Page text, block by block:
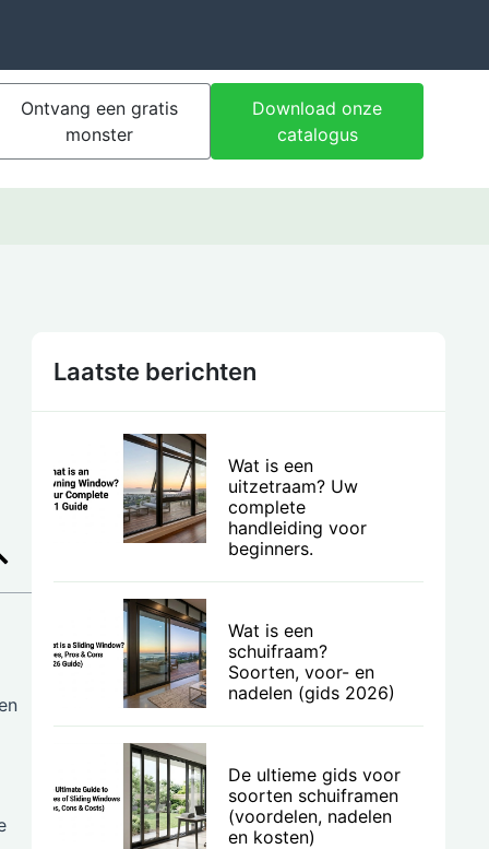
Ontvang een gratis
monster
Download onze
catalogus
Laatste berichten
Wat is een
uitzetraam? Uw
complete
handleiding voor
beginners.
Wat is een
schuifraam?
Soorten, voor- en
nadelen (gids 2026)
De ultieme gids voor
soorten schuiframen
(voordelen, nadelen
en kosten)